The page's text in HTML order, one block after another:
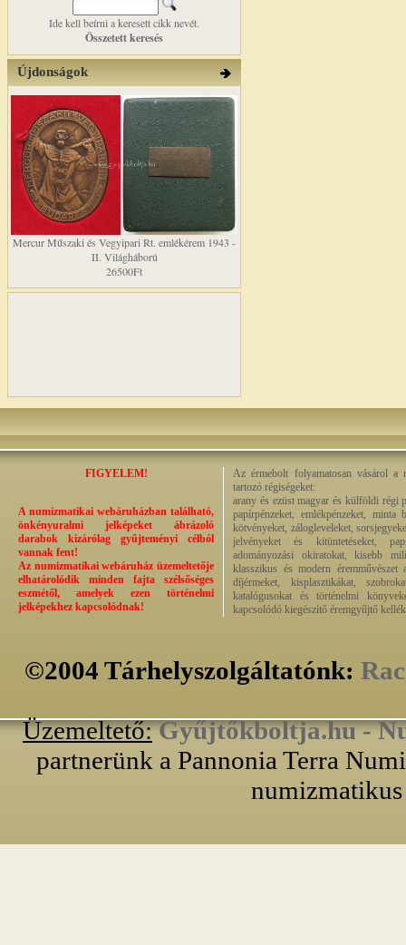
Ide kell beírni a keresett cikk nevét.
Összetett keresés
Újdonságok
Mercur Műszaki és Vegyipari Rt. emlékérem 1943 -
II. Világháború
26500Ft
FIGYELEM!
A numizmatikai webáruházban található,
önkényuralmi jelképeket ábrázoló
darabok kizárólag gyűjteményi célból
vannak fent!
Az numizmatikai webáruház üzemeltetője
elhatárolódik minden fajta szélsőséges
eszmétől, amelyek ezen történelmi
jelképekhez kapcsolódnak!
Az érmebolt folyamatosan vásárol a
tartozó régiségeket:
arany és ezüst magyar és külföldi régi
papírpénzeket, emlékpénzeket, minta
kötvényeket, zálogleveleket,
jelvényeket és kitüntetéseket,
adományozási okiratokat, kisebb
klasszikus és modern éremművészet
díjérmeket, kisplasztikákat,
katalógusokat és történelmi
kapcsolódó kiegészítő éremgyűjtő
©2004 Tárhelyszolgáltatónk:
Üzemeltető: Gyűjtőkboltja.hu -
partnerünk a Pannonia Terra
numizmatikus